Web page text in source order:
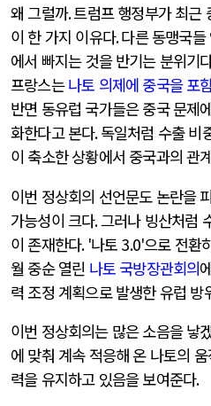
왜 그럴까.트럼프 행정부가 최근
이 한 가지 이유다.다른 동맹국
에서 빠지는 것을 반기는 분위기
프랑스는나토 의제에 중국을 포
반면 동유럽 국가들은 중국 문제
화한다고 본다.독일처럼 수출 비
이 축소한 상황에서 중국과의 관
이번 정상회의 선언문도 논란을
가능성이 크다.그러나 빙산처럼
이 존재한다. '나토 3.0'으로 전환
월 중순 열린 나토 국방장관회의
력 조정 계획으로 발생한 유럽
이번 정상회의는 많은 소음을 낳
에 맞춰 계속 적응해 온 나토의
력을 유지하고 있음을 보여준다.